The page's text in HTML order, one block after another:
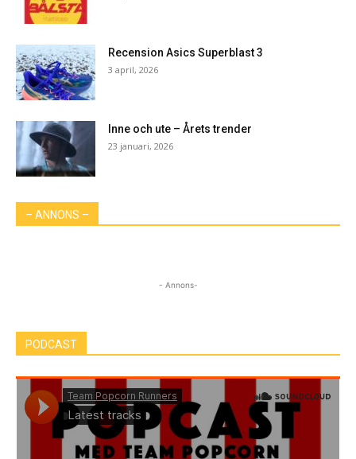
Recension Asics Superblast 3
3 april, 2026
Inne och ute – Årets trender
23 januari, 2026
– ANNONS –
- Annons-
PODCAST